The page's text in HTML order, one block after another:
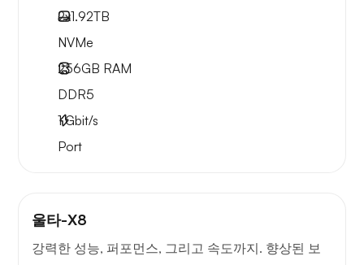
2x1.92TB
NVMe
256GB RAM
DDR5
1Gbit/s
Port
울타-X8
강력한 성능, 퍼포먼스, 그리고 속도까지. 향상된 보